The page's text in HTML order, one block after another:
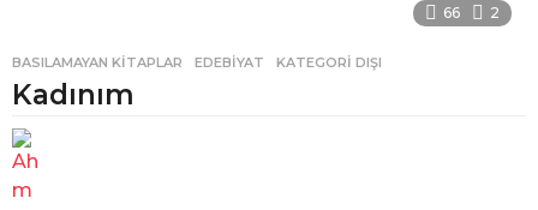
66 2
BASILAMAYAN KITAPLAR ,EDEBIYAT ,KATEGORI DIŞI
Kadınım